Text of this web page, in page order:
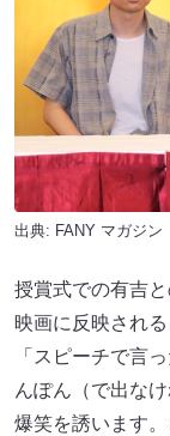
出典: FANY マガジン
授賞式での有吉
映画に反映され
「スピーチで言
んぽん（で出な
爆笑を誘います